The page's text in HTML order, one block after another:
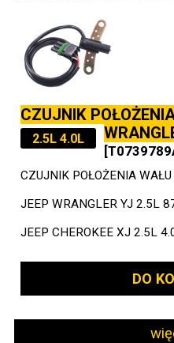
CZUJNIK
2.5L 4.0L
CZUJNIK POŁOŻENIA WAŁU
JEEP WRANGLER YJ 2.5L
JEEP CHEROKEE XJ 2.5L
DO